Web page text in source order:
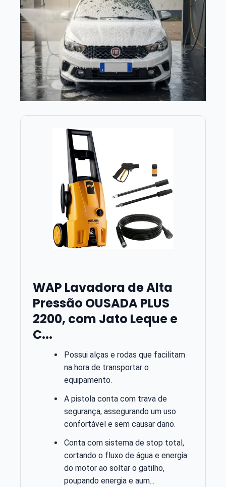
WAP Lavadora de Alta
Pressão OUSADA PLUS
2200, com Jato Leque e
C...
Possui alças e rodas que facilitam
na hora de transportar o
equipamento.
A pistola conta com trava de
segurança, assegurando um uso
confortável e sem causar dano.
Conta com sistema de stop total,
cortando o fluxo de água e energia
do motor ao soltar o gatilho,
poupando energia e aum...